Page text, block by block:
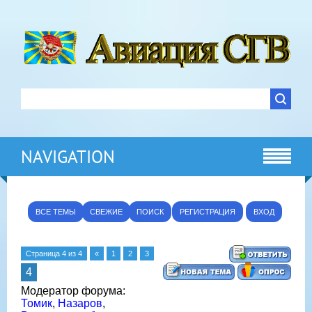
NAVIGATION
ВСЕ ТЕМЫ СВЕЖИЕ ПОИСК РЕГИСТРАЦИЯ ВХОД
Страница 4 из 4 « 1 2 3
4
Модератор форума:
Томик, Назаров,